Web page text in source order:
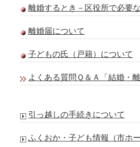
離婚するとき－区役所で必要
離婚届について
子どもの氏（戸籍）について
よくある質問Ｑ＆Ａ「結婚・
引っ越しの手続きについて
ふくおか・子ども情報（市ホ